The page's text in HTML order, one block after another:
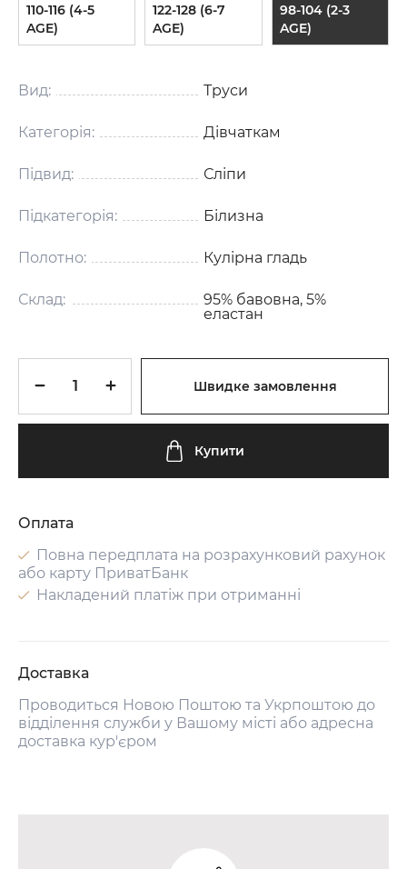
110-116 (4-5
AGE)
122-128 (6-7
AGE)
98-104 (2-3
AGE)
Вид: Труси
Категорія: Дівчаткам
Підвид: Сліпи
Підкатегорія: Білизна
Полотно: Кулірна гладь
Склад:
95% бавовна, 5%
еластан
Швидке замовлення
Купити
Оплата
Повна передплата на розрахунковий рахунок
або карту ПриватБанк
Накладений платіж при отриманні
Доставка
Проводиться Новою Поштою та Укрпоштою до
відділення служби у Вашому місті або адресна
доставка кур'єром